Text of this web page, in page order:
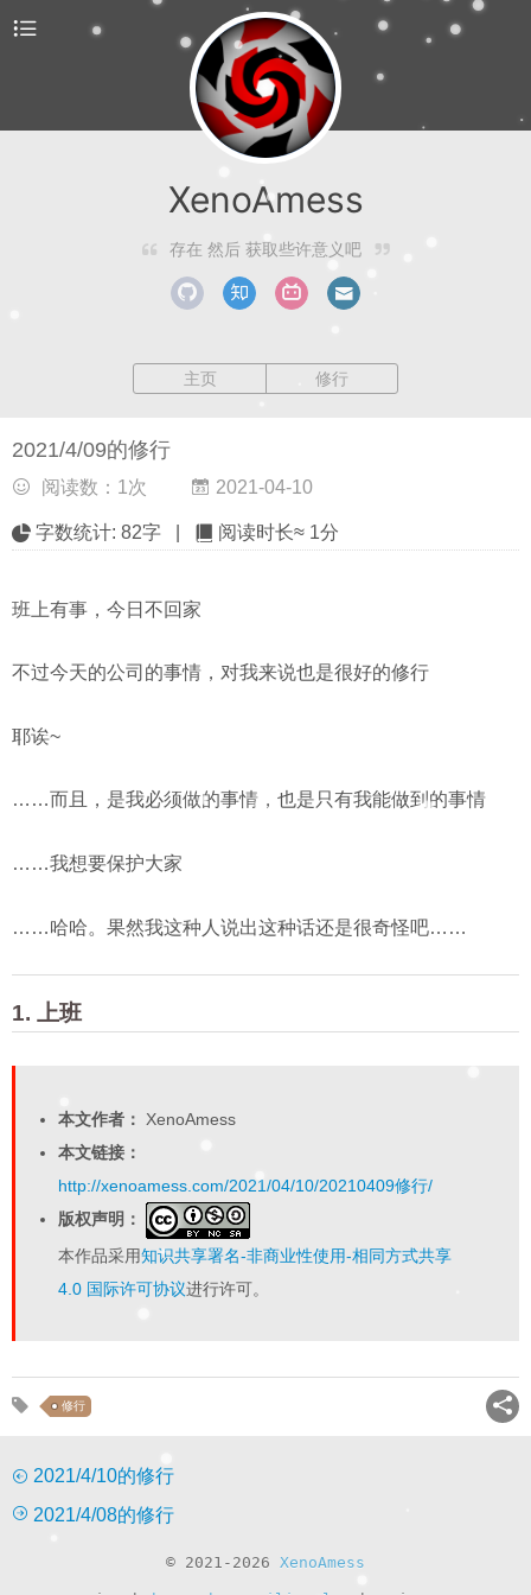
XenoAmess
存在 然后 获取些许意义吧
主页 修行
2021/4/09的修行
阅读数： 1 次 2021-04-10
字数统计: 82字 阅读时长≈ 1分
班上有事，今日不回家
不过今天的公司的事情，对我来说也是很好的修行
耶诶~
……而且，是我必须做的事情，也是只有我能做到的事情
……我想要保护大家
……哈哈。果然我这种人说出这种话还是很奇怪吧……
1. 上班
本文作者：
XenoAmess
本文链接：
http://xenoamess.com/2021/04/10/20210409修行/
版权声明：
本作品采用知识共享署名-非商业性使用-相同方式共享
4.0 国际许可协议进行许可。
修行
2021/4/10的修行
2021/4/08的修行
© 2021-2026 XenoAmess